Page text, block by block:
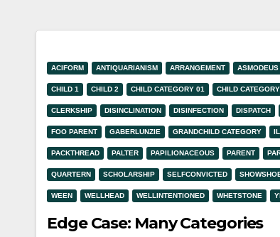
ACIFORM ANTIQUARIANISM ARRANGEMENT ASMODEUS
CHILD 1 CHILD 2 CHILD CATEGORY 01 CHILD
CLERKSHIP DISINCLINATION DISINFECTION DISPATCH
FOO PARENT GABERLUNZIE GRANDCHILD CATEGORY
PACKTHREAD PALTER PAPILIONACEOUS PARENT
QUARTERN SCHOLARSHIP SELFCONVICTED
WEEN WELLHEAD WELLINTENTIONED WHETSTONE
Edge Case: Many Categories